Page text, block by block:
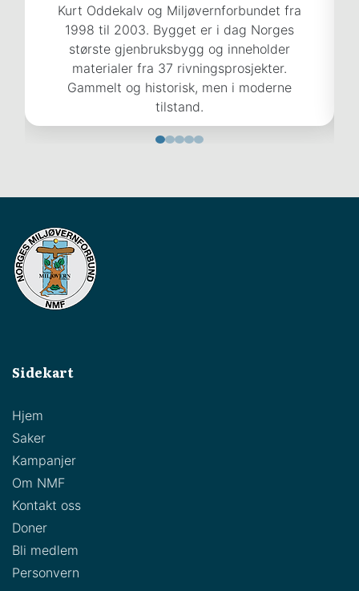
Kurt Oddekalv og Miljøvernforbundet fra
1998 til 2003. Bygget er i dag Norges
største gjenbruksbygg og inneholder
materialer fra 37 rivningsprosjekter.
Gammelt og historisk, men i moderne
tilstand.
Sidekart
Hjem
Saker
Kampanjer
Om NMF
Kontakt oss
Doner
Bli medlem
Personvern